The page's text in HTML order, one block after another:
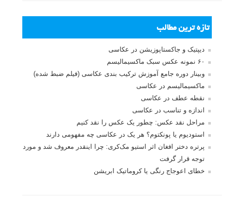
تازه ترین مطالب
دیپتیک و جاکستا‌پوزیشن در عکاسی
۶۰ نمونه عکس سبک ماکسیمالیسم
وبینار دوره جامع آموزش ترکیب بندی عکاسی (فیلم ضبط شده)
ماکسیمالیسم در عکاسی
نقطه عطف در عکاسی
اندازه و تناسب در عکاسی
مراحل نقد عکس: چطور یک عکس را نقد کنیم
استودیوم یا پونکتوم؟ هر یک در عکاسی چه مفهومی دارند
پرتره دختر افغان اثر استیو مک‌کری: چرا اینقدر معروف شد و مورد
توجه قرار گرفت
خطای اعوجاج رنگی یا کروماتیک ابریشن